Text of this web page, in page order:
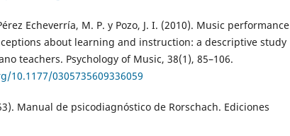
Echeverría, M. P. y Pozo, J. I. (2010). Music performance
about learning and instruction: a descriptive study
teachers. Psychology of Music, 38(1), 85–106.
10.1177/0305735609336059
Manual de psicodiagnóstico de Rorschach. Ediciones